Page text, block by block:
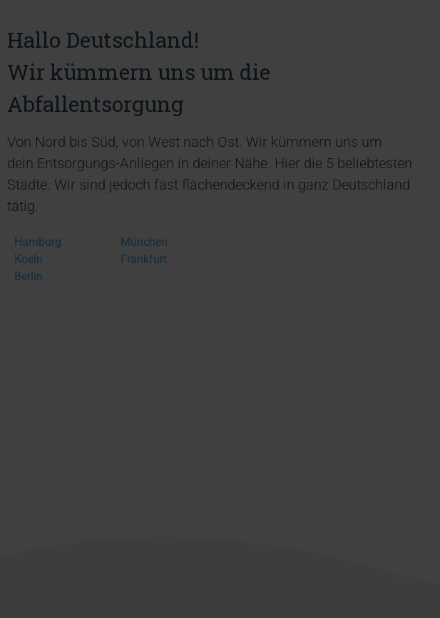
Hallo Deutschland!
Wir kümmern uns um die
Abfallentsorgung
Von Nord bis Süd, von West nach Ost. Wir kümmern uns um
dein Entsorgungs-Anliegen in deiner Nähe. Hier die 5 beliebtesten
Städte. Wir sind jedoch fast flächendeckend in ganz Deutschland
tätig.
Hamburg
Koeln
Berlin
München
Frankfurt